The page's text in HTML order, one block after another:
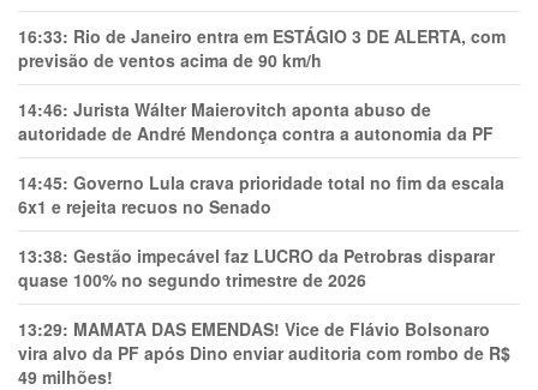
16:33: Rio de Janeiro entra em ESTÁGIO 3 DE ALERTA, com
previsão de ventos acima de 90 km/h
14:46: Jurista Wálter Maierovitch aponta abuso de
autoridade de André Mendonça contra a autonomia da PF
14:45: Governo Lula crava prioridade total no fim da escala
6x1 e rejeita recuos no Senado
13:38: Gestão impecável faz LUCRO da Petrobras disparar
quase 100% no segundo trimestre de 2026
13:29: MAMATA DAS EMENDAS! Vice de Flávio Bolsonaro
vira alvo da PF após Dino enviar auditoria com rombo de R$
49 milhões!